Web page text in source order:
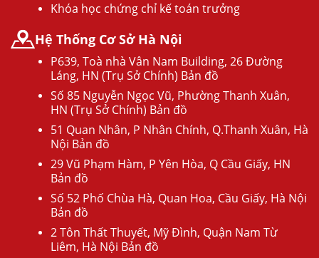
Khóa học chứng chỉ kế toán trưởng
Hệ Thống Cơ Sở Hà Nội
P639, Toà nhà Vân Nam Building, 26 Đường
Láng, HN (Trụ Sở Chính) Bản đồ
Số 85 Nguyễn Ngọc Vũ, Phường Thanh Xuân,
HN (Trụ Sở Chính) Bản đồ
51 Quan Nhân, P Nhân Chính, Q.Thanh Xuân, Hà
Nội Bản đồ
29 Vũ Phạm Hàm, P Yên Hòa, Q Cầu Giấy, HN
Bản đồ
Số 52 Phố Chùa Hà, Quan Hoa, Cầu Giấy, Hà Nội
Bản đồ
2 Tôn Thất Thuyết, Mỹ Đình, Quận Nam Từ
Liêm, Hà Nội Bản đồ